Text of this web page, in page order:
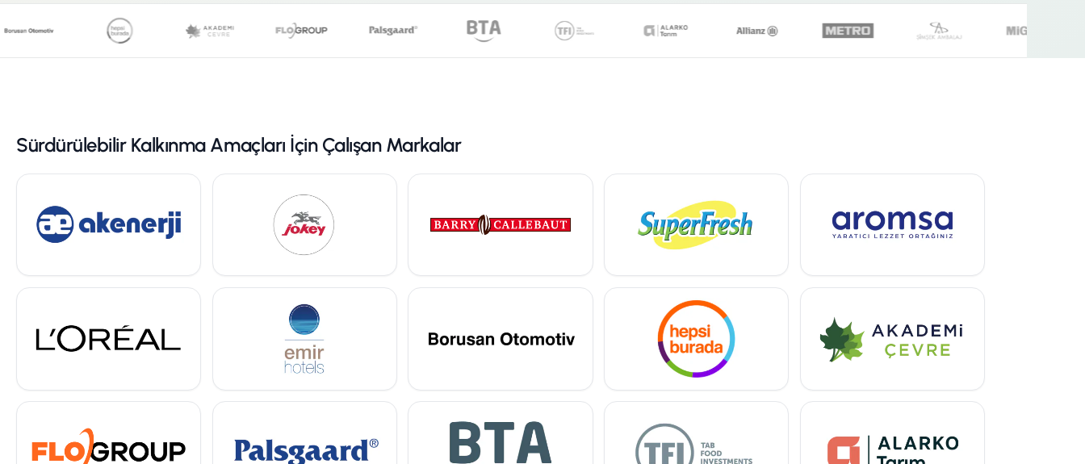
Sürdürülebilir Kalkınma Amaçları İçin Çalışan Markalar